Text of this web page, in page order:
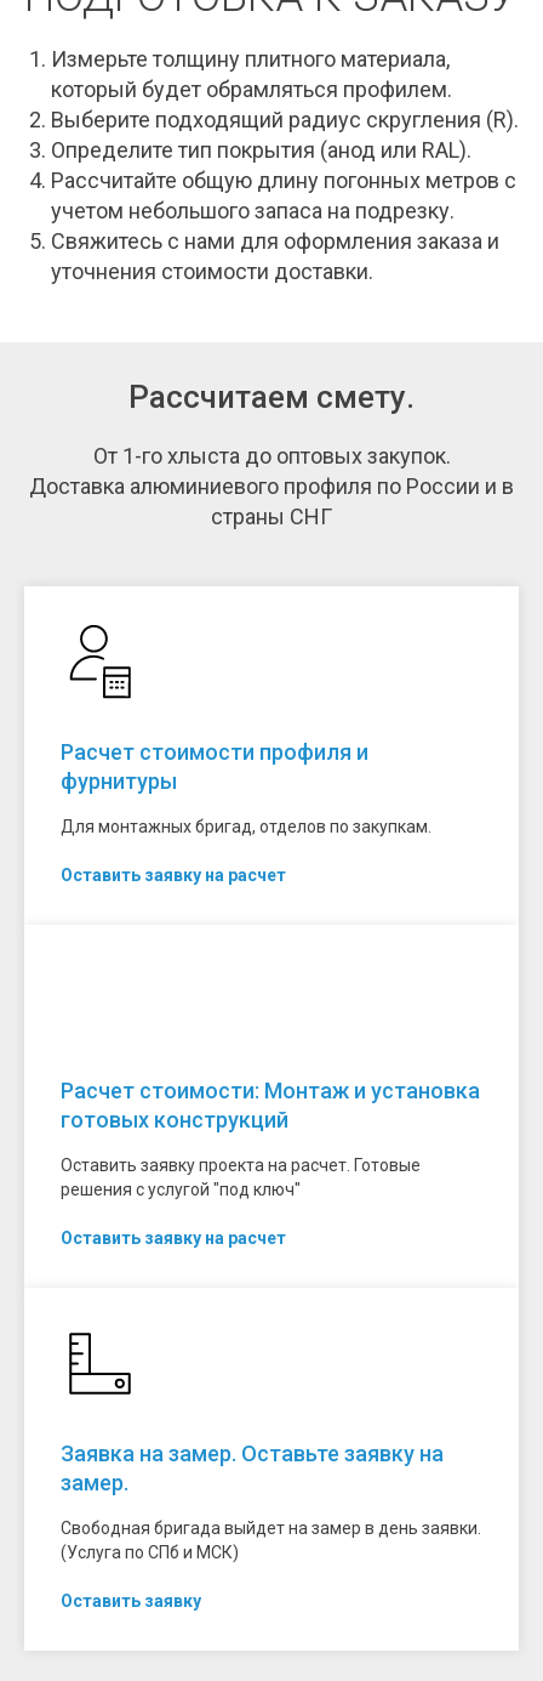
Измерьте толщину плитного материала,
который будет обрамляться профилем.
Выберите подходящий радиус скругления (R).
Определите тип покрытия (анод или RAL).
Рассчитайте общую длину погонных метров с
учетом небольшого запаса на подрезку.
Свяжитесь с нами для оформления заказа и
уточнения стоимости доставки.
Рассчитаем смету.
От 1-го хлыста до оптовых закупок.
Доставка алюминиевого профиля по России и в
страны СНГ
Расчет стоимости профиля и
фурнитуры
Для монтажных бригад, отделов по закупкам.
Оставить заявку на расчет
Расчет стоимости: Монтаж и установка
готовых конструкций
Оставить заявку проекта на расчет. Готовые
решения с услугой "под ключ"
Оставить заявку на расчет
Заявка на замер. Оставьте заявку на
замер.
Свободная бригада выйдет на замер в день заявки.
(Услуга по СПб и МСК)
Оставить заявку